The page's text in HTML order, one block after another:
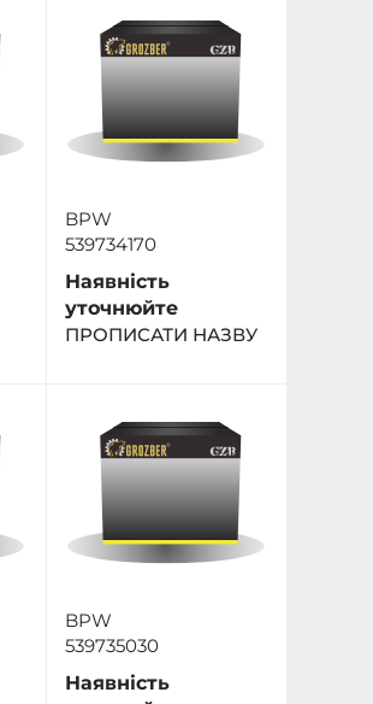
BPW
539734170
Наявність
уточнюйте
ПРОПИСАТИ НАЗВУ
BPW
539735030
Наявність